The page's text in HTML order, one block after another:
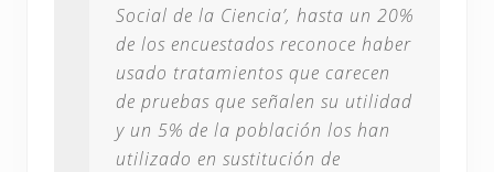
Social de la Ciencia’, hasta un 20%
de los encuestados reconoce haber
usado tratamientos que carecen
de pruebas que señalen su utilidad
y un 5% de la población los han
utilizado en sustitución de